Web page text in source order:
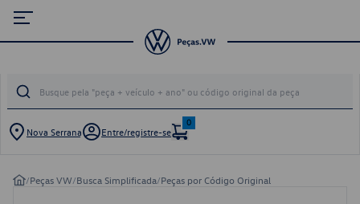
Nova Serrana Entre/registre-se
0
/Peças VW/Busca Simplificada/Peças por Código Original